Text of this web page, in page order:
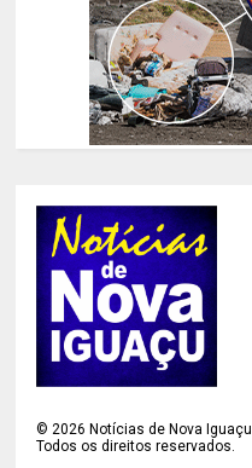
©2026 Notícias de Nova Iguaçu
Todos os direitos reservados.